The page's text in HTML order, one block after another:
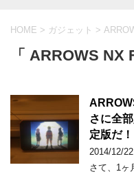
HOME > ガジェット >
「 ARROWS NX
さに全
定版だ！
2014/12/22
さて、1ヶ